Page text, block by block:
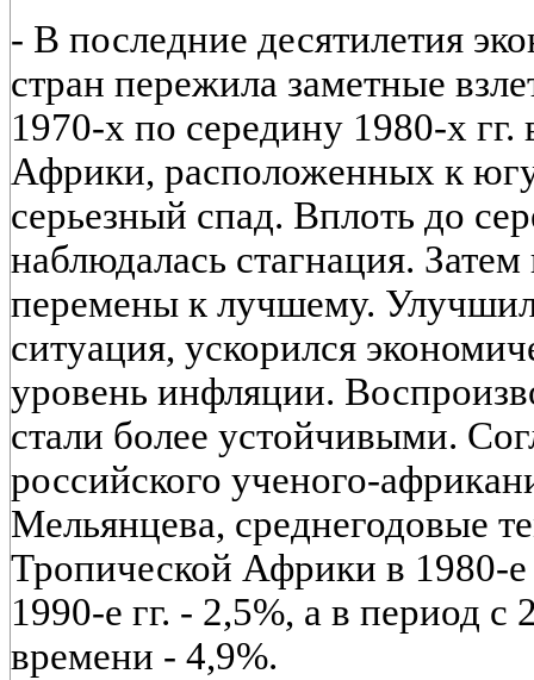
- В последние десятилетия
стран пережила заметные
1970-х по середину 1980-х гг.
Африки, расположенных к
серьезный спад. Вплоть до
наблюдалась стагнация.
перемены к лучшему.
ситуация, ускорился
уровень инфляции.
стали более устойчивыми.
российского ученого-
Мельянцева, среднегодовые
Тропической Африки в 1980-е
1990-е гг. - 2,5%, а в период с
времени - 4,9%.